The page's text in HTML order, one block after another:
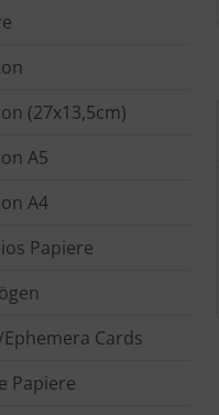
(27x13,5cm)
A5
A4
Papiere
Ephemera Cards
Papiere